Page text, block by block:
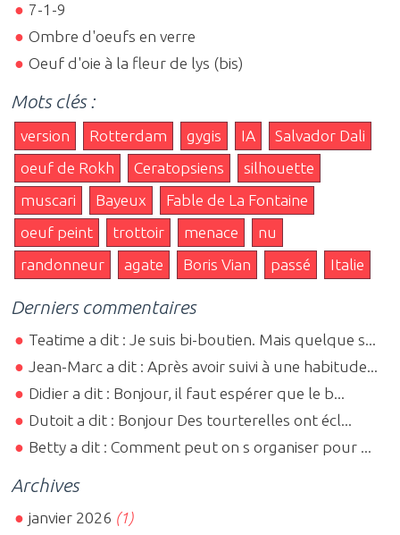
7-1-9
Ombre d'oeufs en verre
Oeuf d'oie à la fleur de lys (bis)
Mots clés :
version Rotterdam gygis IA
Salvador Dali
oeuf de Rokh
Ceratopsiens
silhouette
muscari
Bayeux
Fable de La Fontaine
oeuf peint
trottoir menace
nu
randonneur
agate Boris Vian passé Italie
Derniers commentaires
Teatime a dit : Je suis bi-boutien. Mais quelque s...
Jean-Marc a dit : Après avoir suivi à une habitude...
Didier a dit : Bonjour, il faut espérer que le b...
Dutoit a dit : Bonjour Des tourterelles ont écl...
Betty a dit : Comment peut on s organiser pour ...
Archives
janvier 2026 (1)